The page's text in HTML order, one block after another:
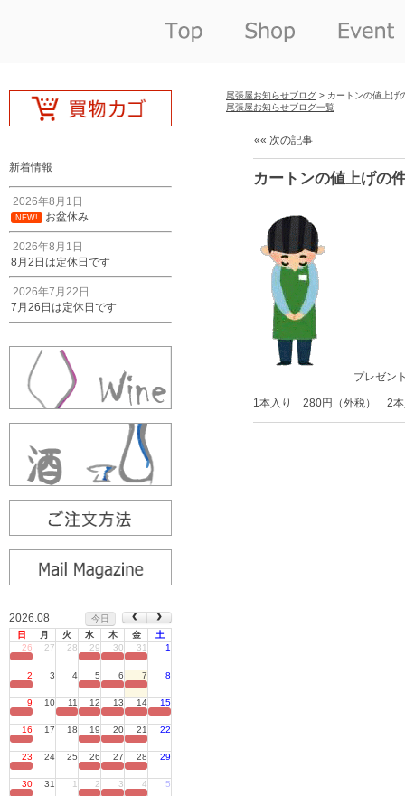
新着情報
2026年8月1日
NEW! お盆休み
2026年8月1日
8月2日は定休日です
2026年7月22日
7月26日は定休日です
2026.08
今日
日
月 火 水 木 金
土
26
27 28 29 30 31 1
2 3 4 5 6 7 8
9 10 11 12 13 14 15
16 17 18 19 20 21 22
23 24 25 26 27 28 29
30 31 1 2 3 4 5
尾張屋お知らせブログ > カートンの値上げ
尾張屋お知らせブログ一覧
«« 次の記事
カートンの値上げの
プレゼン
1本入り 280円（外税） 2本